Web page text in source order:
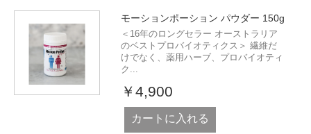
モーションポーション パウダー 150g
＜16年のロングセラー オーストラリア
のベストプロバイオティクス＞ 繊維だ
けでなく、薬用ハーブ、プロバイオティ
ク...
￥4,900
カートに入れる